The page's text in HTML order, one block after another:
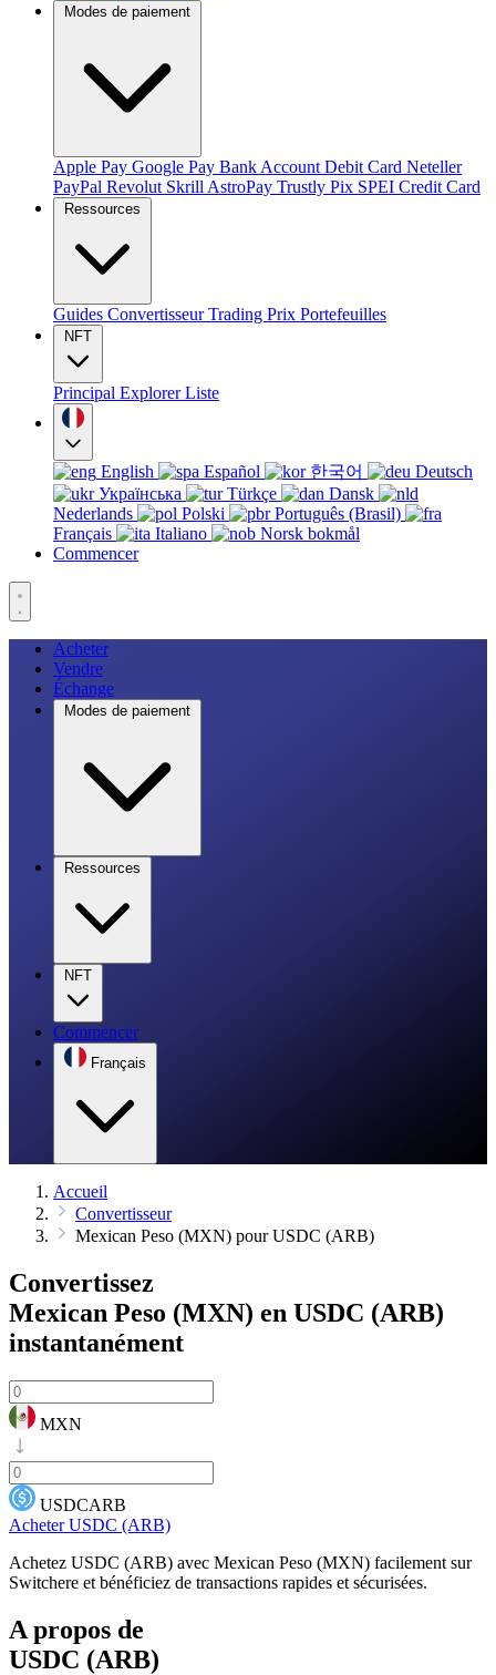
Modes de paiement
Apple Pay Google Pay Bank Account Debit Card Neteller
PayPal Revolut Skrill AstroPay Trustly Pix SPEI Credit Card
Ressources
Guides ConvertisseurTrading Prix Portefeuilles
NFT
Principal ExplorerListe
English Español 한국어
Deutsch
Українська
Türkçe
Dansk
Nederlands
Polski
Português (Brasil)
Français
Italiano
Norsk bokmål
Commencer
Acheter
Vendre
Échange
Modes de paiement
Ressources
NFT
Commencer
Français
Accueil
Convertisseur
Mexican Peso (MXN) pour USDC (ARB)
Convertissez
Mexican Peso (MXN) en USDC (ARB)
instantanément
MXN
USDCARB
Acheter USDC (ARB)
Achetez USDC (ARB) avec Mexican Peso (MXN) facilement sur
Switchere et bénéficiez de transactions rapides et sécurisées.
A propos de
USDC (ARB)